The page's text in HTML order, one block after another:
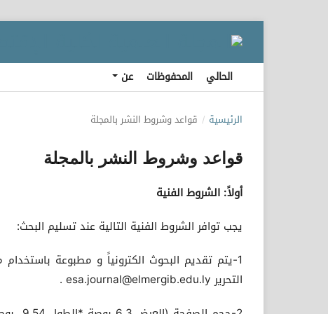
الحالي المحفوظات عن
الرئيسية / قواعد وشروط النشر بالمجلة
قواعد وشروط النشر بالمجلة
أولاً: الشروط الفنية
يجب توافر الشروط الفنية التالية عند تسليم البحث:
التحرير esa.journal@elmergib.edu.ly .